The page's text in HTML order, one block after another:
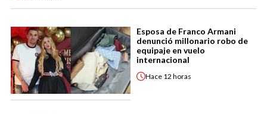
Esposa de Franco Armani
denunció millonario robo de
equipaje en vuelo
internacional
Hace 12 horas